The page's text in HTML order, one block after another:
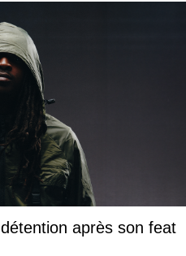
après son feat